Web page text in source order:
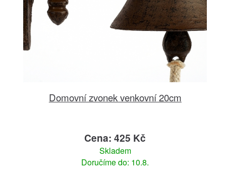
Domovní zvonek venkovní 20cm
Cena: 425 Kč
Skladem
Doručíme do: 10.8.